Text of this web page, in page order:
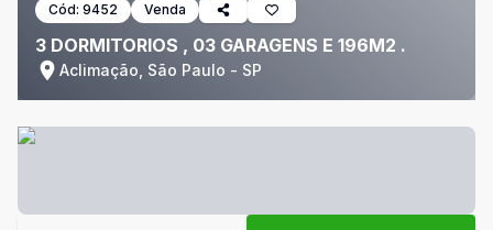
Cód: 9452 Venda
3 DORMITORIOS , 03 GARAGENS E 196M2 .
Aclimação, São Paulo - SP